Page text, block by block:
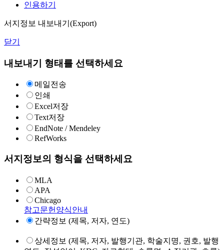
인용하기
서지정보 내보내기(Export)
닫기
내보내기 형태를 선택하세요
메일전송
인쇄
Excel저장
Text저장
EndNote / Mendeley
RefWorks
서지정보의 형식을 선택하세요
MLA
APA
Chicago
참고문헌양식안내
간략정보 (제목, 저자, 연도)
상세정보 (제목, 저자, 발행기관, 학술지명, 권호, 발행